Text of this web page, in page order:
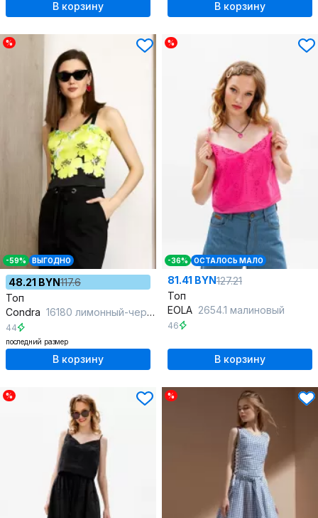
В корзину В корзину
%
-59% ВЫГОДНО
48.21 BYN117.6
Топ
Condra 16180 лимонный-черный
44
последний размер
В корзину
%
-36% ОСТАЛОСЬ МАЛО
81.41 BYN127.21
Топ
EOLA 2654.1 малиновый
46
В корзину
% %